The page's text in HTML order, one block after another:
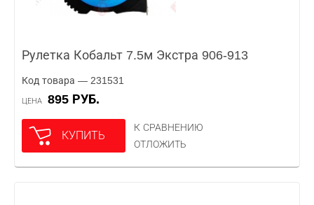
Рулетка Кобальт 7.5м Экстра 906-913
Код товара — 231531
ЦЕНА 895 РУБ.
КУПИТЬ
К СРАВНЕНИЮ
ОТЛОЖИТЬ